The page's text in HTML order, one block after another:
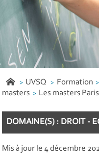
UVSQ Formation
masters
Les masters
DOMAINE(S) : DROIT -
Mis à jour le 4 décembre